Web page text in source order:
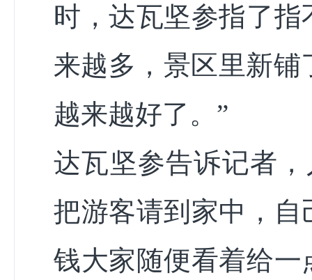
时，达瓦坚参指了
来越多，景区里新
越来越好了。”
达瓦坚参告诉记者
把游客请到家中，自
钱大家随便看着给一